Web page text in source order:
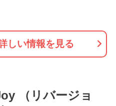
しい情報を見る
（リバージョ